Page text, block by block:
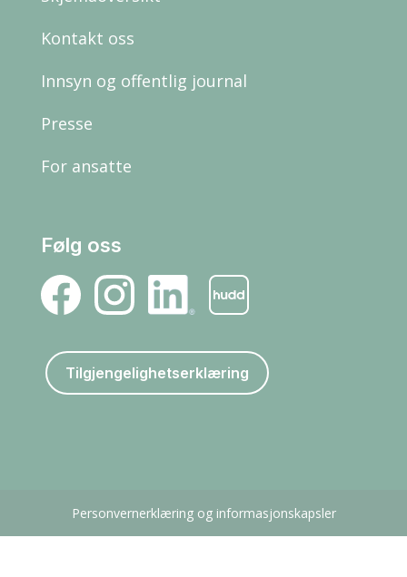
Kontakt oss
Innsyn og offentlig journal
Presse
For ansatte
Følg oss
Tilgjengelighetserklæring
Personvernerklæring og informasjonskapsler